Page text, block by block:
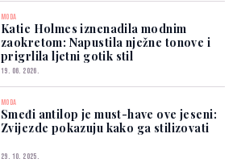
MODA
Katie Holmes iznenadila modnim
zaokretom: Napustila nježne tonove i
prigrlila ljetni gotik stil
19. 06. 2026.
MODA
Smeđi antilop je must-have ove jeseni:
Zvijezde pokazuju kako ga stilizovati
29. 10. 2025.